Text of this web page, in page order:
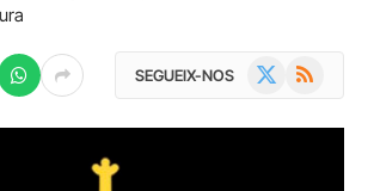
SEGUEIX-NOS RSS